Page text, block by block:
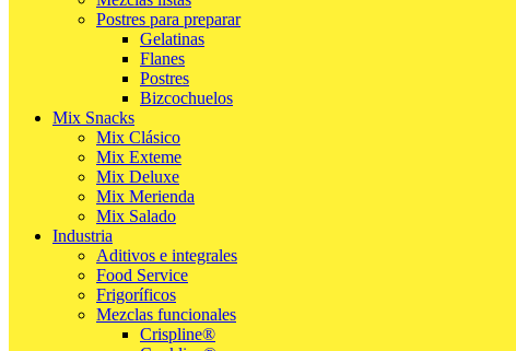
Postres para preparar
Gelatinas
Flanes
Postres
Bizcochuelos
Mix Snacks
Mix Clásico
Mix Exteme
Mix Deluxe
Mix Merienda
Mix Salado
Industria
Aditivos e integrales
Food Service
Frigoríficos
Mezclas funcionales
Crispline®